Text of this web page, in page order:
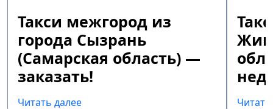
Такси межгород из
города Сызрань
(Самарская область) —
заказать!
Читать далее